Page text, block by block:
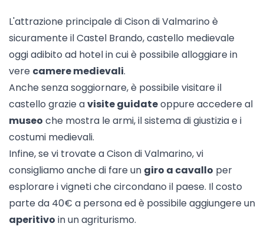
L'attrazione principale di Cison di Valmarino è
sicuramente ilCastel Brando, castello medievale
oggi adibito ad hotel in cui è possibile alloggiare in
vere camere medievali.
Anche senza soggiornare, è possibile visitare il
castello grazie avisite guidateoppure accedere al
museo che mostra le armi, il sistema di giustizia e i
costumi medievali.
Infine, se vi trovate a Cison di Valmarino, vi
consigliamo anche di fare un giro a cavallo per
esplorare i vigneti che circondano il paese. Il costo
parte da 40€ a persona ed è possibile aggiungere un
aperitivo in un agriturismo.